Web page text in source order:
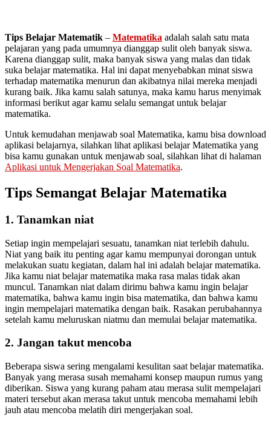
Tips Belajar Matematik – Matematika adalah salah satu mata
pelajaran yang pada umumnya dianggap sulit oleh banyak siswa.
Karena dianggap sulit, maka banyak siswa yang malas dan tidak
suka belajar matematika. Hal ini dapat menyebabkan minat siswa
terhadap matematika menurun dan akibatnya nilai mereka menjadi
kurang baik. Jika kamu salah satunya, maka kamu harus menyimak
informasi berikut agar kamu selalu semangat untuk belajar
matematika.
Untuk kemudahan menjawab soal Matematika, kamu bisa download
aplikasi belajarnya, silahkan lihat aplikasi belajar Matematika yang
bisa kamu gunakan untuk menjawab soal, silahkan lihat di halaman
Aplikasi untuk Mengerjakan Soal Matematika.
Tips Semangat Belajar Matematika
1. Tanamkan niat
Setiap ingin mempelajari sesuatu, tanamkan niat terlebih dahulu.
Niat yang baik itu penting agar kamu mempunyai dorongan untuk
melakukan suatu kegiatan, dalam hal ini adalah belajar matematika.
Jika kamu niat belajar matematika maka rasa malas tidak akan
muncul. Tanamkan niat dalam dirimu bahwa kamu ingin belajar
matematika, bahwa kamu ingin bisa matematika, dan bahwa kamu
ingin mempelajari matematika dengan baik. Rasakan perubahannya
setelah kamu meluruskan niatmu dan memulai belajar matematika.
2. Jangan takut mencoba
Beberapa siswa sering mengalami kesulitan saat belajar matematika.
Banyak yang merasa susah memahami konsep maupun rumus yang
diberikan. Siswa yang kurang paham atau merasa sulit mempelajari
materi tersebut akan merasa takut untuk mencoba memahami lebih
jauh atau mencoba melatih diri mengerjakan soal.